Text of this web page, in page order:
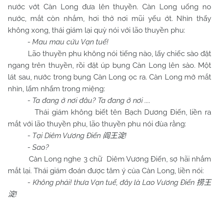
nước vớt Càn Long đưa lên thuyền. Càn Long uống no
nước, mắt còn nhắm, hơi thở nơi mũi yếu ớt. Nhìn thấy
không xong, thái giám lại quỳ nói với lão thuyền phu:
- Mau mau cứu Vạn tuế!
Lão thuyền phu không nói tiếng nào, lấy chiếc sào đặt
ngang trên thuyền, rồi đặt úp bụng Càn Long lên sào. Một
lát sau, nước trong bụng Càn Long ọc ra. Càn Long mở mắt
nhìn, lẩm nhẩm trong miệng:
- Ta đang ở nơi đâu? Ta đang ở nơi ....
Thái giám không biết tên Bạch Dương Điến, liền ra
mắt với lão thuyền phu, lão thuyền phu nói đùa rằng:
- Tại Diêm Vương Điến 阎王淀!
- Sao?
Càn Long nghe 3 chữ Diêm Vương Điến, sợ hãi nhắm
mắt lại. Thái giám đoán được tâm ý của Càn Long, liền nói:
- Không phải! thưa Vạn tuế, đây là Lao Vương Điến 捞王
淀!